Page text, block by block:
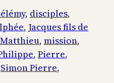
, disciples
, Jacques fils de
Matthieu, mission
, Pierre
Simon Pierre